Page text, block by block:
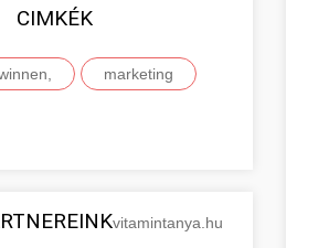
CIMKÉK
marketing
vitamintanya.hu